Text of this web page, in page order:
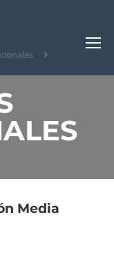
Media